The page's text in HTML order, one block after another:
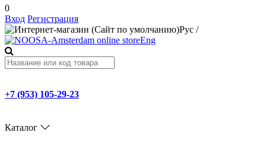
0
Вход Регистрация
Рус /
Eng
+7 (953) 105-29-23
Каталог